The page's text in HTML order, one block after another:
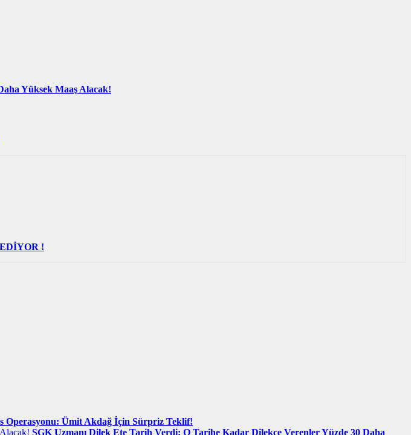
Yüksek Maaş Alacak!
!
Operasyonu: Ümit Akdağ İçin Sürpriz Teklif!
SGK Uzmanı Dilek Ete Tarih Verdi: O Tarihe Kadar Dilekçe Verenler Yüzde 30 Daha